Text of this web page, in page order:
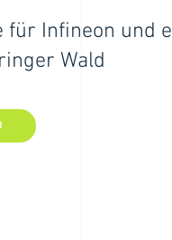
für Infineon und
Wald
Bürogebäude für
Hotel im